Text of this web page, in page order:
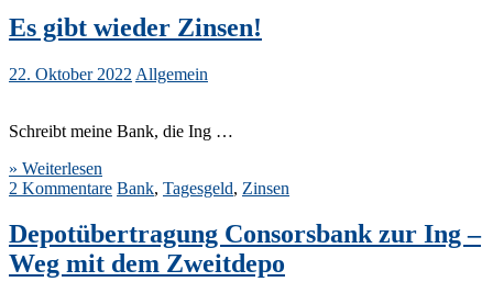
Es gibt wieder Zinsen!
22. Oktober 2022 Allgemein
Schreibt meine Bank, die Ing …
» Weiterlesen
2 Kommentare Bank, Tagesgeld, Zinsen
Depotübertragung Consorsbank zur Ing –
Weg mit dem Zweitdepo